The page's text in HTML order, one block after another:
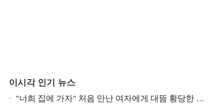
이시각 인기 뉴스
"너희 집에 가자" 처음 만난 여자에게 대뜸 황당한 요